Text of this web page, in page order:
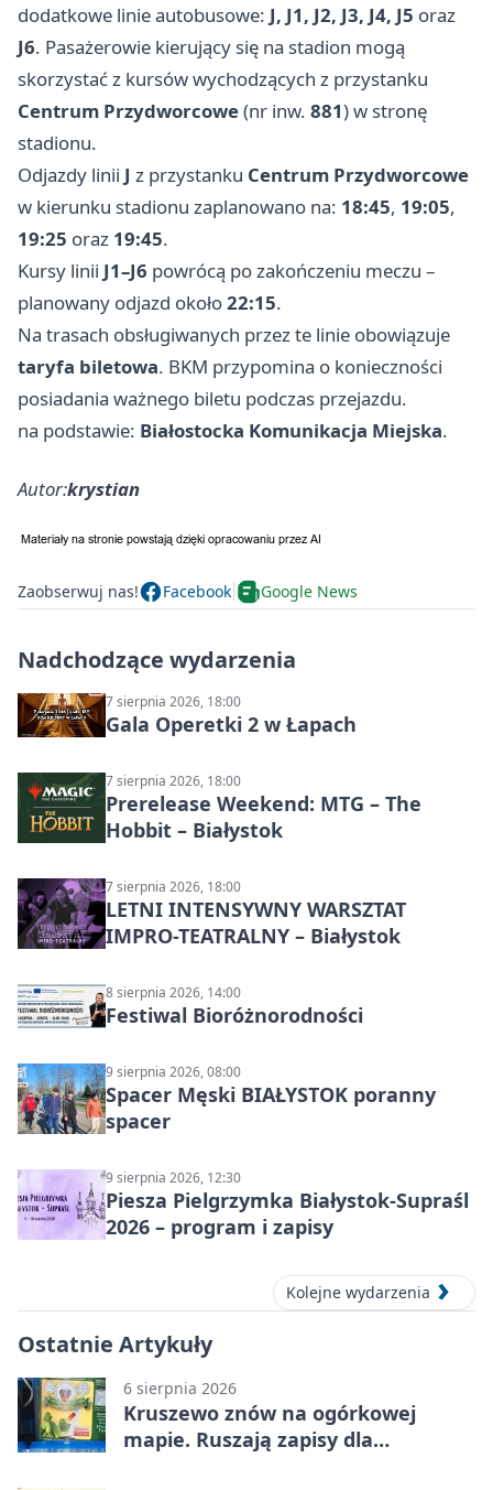
dodatkowe linie autobusowe: J, J1, J2, J3, J4, J5 oraz
J6. Pasażerowie kierujący się na stadion mogą
skorzystać z kursów wychodzących z przystanku
Centrum Przydworcowe(nr inw. 881) w stronę
stadionu.
Odjazdy linii J z przystanku Centrum Przydworcowe
w kierunku stadionu zaplanowano na: 18:45, 19:05,
19:25 oraz 19:45.
Kursy linii J1–J6 powrócą po zakończeniu meczu –
planowany odjazd około22:15.
Na trasach obsługiwanych przez te linie obowiązuje
taryfa biletowa. BKM przypomina o konieczności
posiadania ważnego biletu podczas przejazdu.
na podstawie: Białostocka Komunikacja Miejska.
Autor:krystian
Zaobserwuj nas! Facebook Google News
Nadchodzące wydarzenia
7 sierpnia 2026, 18:00
Gala Operetki 2 w Łapach
7 sierpnia 2026, 18:00
Prerelease Weekend: MTG – The
Hobbit – Białystok
7 sierpnia 2026, 18:00
LETNI INTENSYWNY WARSZTAT
IMPRO-TEATRALNY – Białystok
8 sierpnia 2026, 14:00
Festiwal Bioróżnorodności
9 sierpnia 2026, 08:00
Spacer Męski BIAŁYSTOK poranny
spacer
9 sierpnia 2026, 12:30
Piesza Pielgrzymka Białystok-Supraśl
2026 – program i zapisy
Kolejne wydarzenia
Ostatnie Artykuły
6 sierpnia 2026
Kruszewo znów na ogórkowej
mapie. Ruszają zapisy dla